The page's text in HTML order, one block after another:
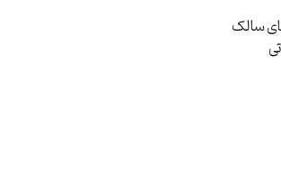
سالک